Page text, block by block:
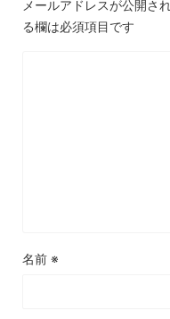
メールアドレスが公開さ
る欄は必須項目です
名前 ※